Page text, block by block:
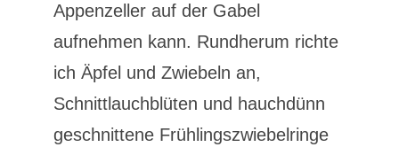
Appenzeller auf der Gabel
aufnehmen kann. Rundherum richte
ich Äpfel und Zwiebeln an,
Schnittlauchblüten und hauchdünn
geschnittene Frühlingszwiebelringe